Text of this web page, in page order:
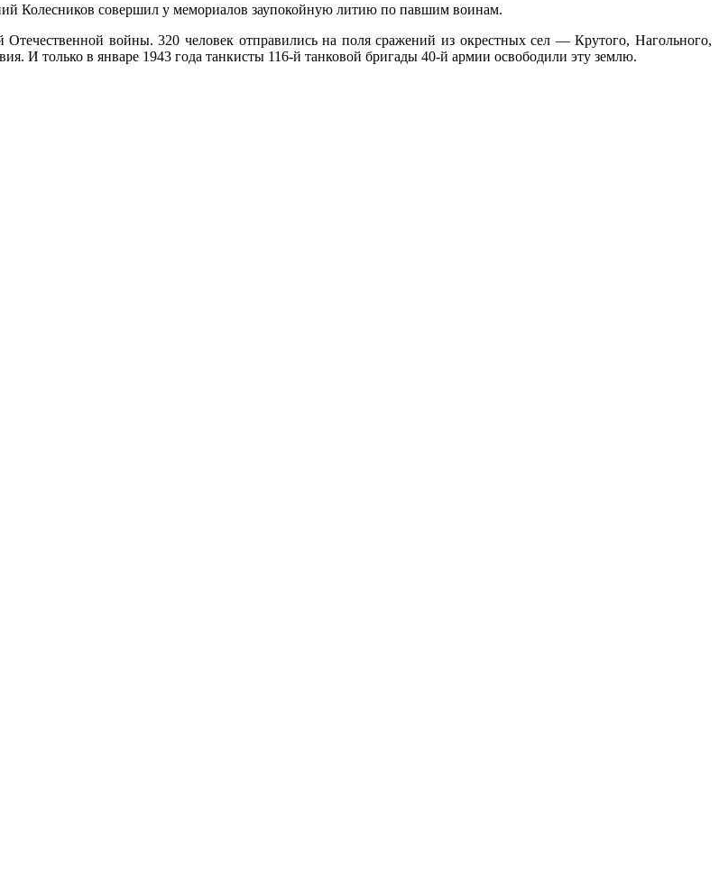
Колесников совершил у мемориалов заупокойную литию по павшим воинам.
войны. 320 человек отправились на поля сражений из окрестных сел — Крутого, Нагольного,
И только в январе 1943 года танкисты 116-й танковой бригады 40-й армии освободили эту землю.